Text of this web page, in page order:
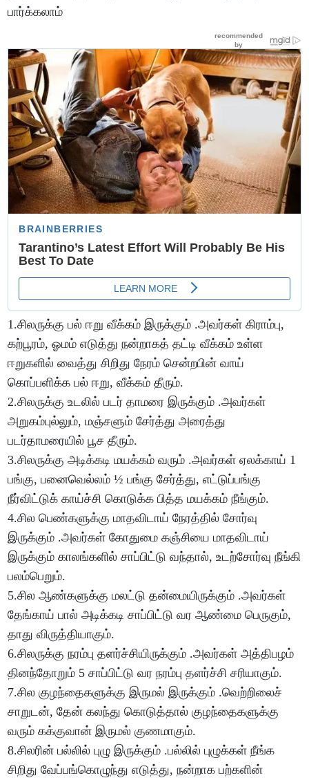
பார்க்கலாம்
1.சிலருக்கு பல் ஈறு வீக்கம் இருக்கும் .அவர்கள் கிராம்பு,
கற்பூரம், ஓமம் எடுத்து நன்றாகத் தட்டி வீக்கம் உள்ள
ஈறுகளில் வைத்து சிறிது நேரம் சென்றபின் வாய்
கொப்பளிக்க பல் ஈறு, வீக்கம் தீரும்.
2.சிலருக்கு உடலில் படர் தாமரை இருக்கும் .அவர்கள்
அறுகம்புல்லும், மஞ்சளும் சேர்த்து அரைத்து
படர்தாமரையில் பூச தீரும்.
3.சிலருக்கு அடிக்கடி மயக்கம் வரும் .அவர்கள் ஏலக்காய் 1
பங்கு, பனைவெல்லம் ½ பங்கு சேர்த்து, எட்டுப்பங்கு
நீர்விட்டுக் காய்ச்சி கொடுக்க பித்த மயக்கம் நீங்கும்.
4.சில பெண்களுக்கு மாதவிடாய் நேரத்தில் சோர்வு
இருக்கும் .அவர்கள் கோதுமை கஞ்சியை மாதவிடாய்
இருக்கும் காலங்களில் சாப்பிட்டு வந்தால், உடற்சோர்வு நீங்கி
பலம்பெறும்.
5.சில ஆண்களுக்கு மலட்டு தன்மையிருக்கும் .அவர்கள்
தேங்காய் பால் அடிக்கடி சாப்பிட்டு வர ஆண்மை பெருகும்,
தாது விருத்தியாகும்.
6.சிலருக்கு நரம்பு தளர்ச்சியிருக்கும் .அவர்கள் அத்திபழம்
தினந்தோறும் 5 சாப்பிட்டு வர நரம்பு தளர்ச்சி சரியாகும்.
7.சில குழந்தைகளுக்கு இருமல் இருக்கும் .வெற்றிலைச்
சாறுடன், தேன் கலந்து கொடுத்தால் குழந்தைகளுக்கு
வரும் கக்குவான் இருமல் குணமாகும்.
8.சிலரின் பல்லில் புழு இருக்கும் .பல்லில் புழுக்கள் நீங்க
சிறிது வேப்பங்கொழுந்து எடுத்து, நன்றாக பற்களின்